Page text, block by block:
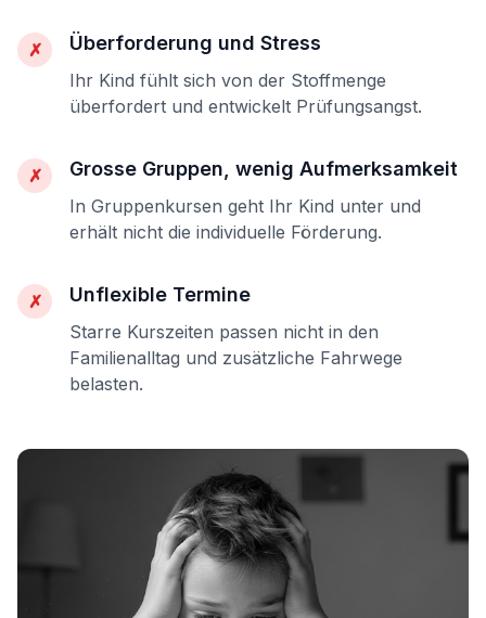
✗ Überforderung und Stress
Ihr Kind fühlt sich von der Stoffmenge
überfordert und entwickelt Prüfungsangst.
✗ Grosse Gruppen, wenig Aufmerksamkeit
In Gruppenkursen geht Ihr Kind unter und
erhält nicht die individuelle Förderung.
✗ Unflexible Termine
Starre Kurszeiten passen nicht in den
Familienalltag und zusätzliche Fahrwege
belasten.